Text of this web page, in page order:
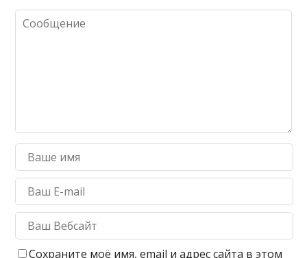
Сохраните моё имя, email и адрес сайта в этом